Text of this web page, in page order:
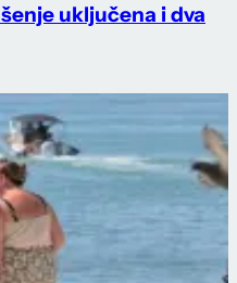
uključena i dva